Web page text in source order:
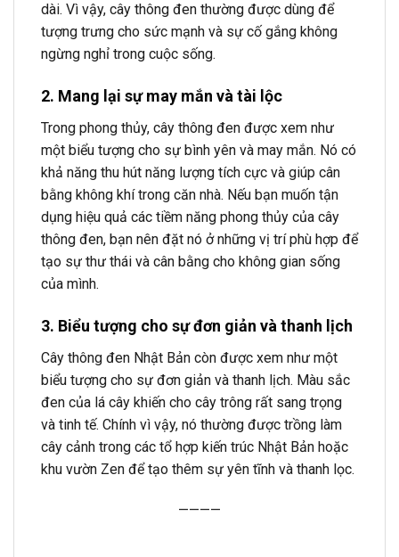
dài. Vì vậy, cây thông đen thường được dùng để
tượng trưng cho sức mạnh và sự cố gắng không
ngừng nghỉ trong cuộc sống.
2. Mang lại sự may mắn và tài lộc
Trong phong thủy, cây thông đen được xem như
một biểu tượng cho sự bình yên và may mắn. Nó có
khả năng thu hút năng lượng tích cực và giúp cân
bằng không khí trong căn nhà. Nếu bạn muốn tận
dụng hiệu quả các tiềm năng phong thủy của cây
thông đen, bạn nên đặt nó ở những vị trí phù hợp để
tạo sự thư thái và cân bằng cho không gian sống
của mình.
3. Biểu tượng cho sự đơn giản và thanh lịch
Cây thông đen Nhật Bản còn được xem như một
biểu tượng cho sự đơn giản và thanh lịch. Màu sắc
đen của lá cây khiến cho cây trông rất sang trọng
và tinh tế. Chính vì vậy, nó thường được trồng làm
cây cảnh trong các tổ hợp kiến trúc Nhật Bản hoặc
khu vườn Zen để tạo thêm sự yên tĩnh và thanh lọc.
————